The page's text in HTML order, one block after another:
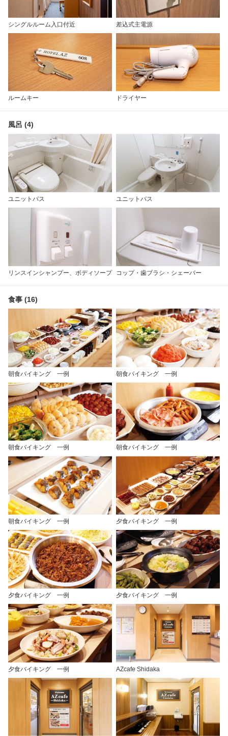
シングルルーム入口付近 差込式主電源
ルームキー ドライヤー
風呂 (4)
ユニットバス ユニットバス
リンスインシャンプー、ボディソープ コップ・歯ブラシ・シェーバー
食事 (16)
朝食バイキング 一例 朝食バイキング 一例
朝食バイキング 一例 朝食バイキング 一例
朝食バイキング 一例 夕食バイキング 一例
夕食バイキング 一例 夕食バイキング 一例
夕食バイキング 一例 AZcafe Shidaka